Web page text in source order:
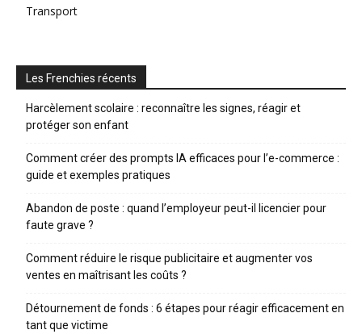
Transport
Les Frenchies récents
Harcèlement scolaire : reconnaître les signes, réagir et
protéger son enfant
Comment créer des prompts IA efficaces pour l’e-commerce :
guide et exemples pratiques
Abandon de poste : quand l’employeur peut-il licencier pour
faute grave ?
Comment réduire le risque publicitaire et augmenter vos
ventes en maîtrisant les coûts ?
Détournement de fonds : 6 étapes pour réagir efficacement en
tant que victime